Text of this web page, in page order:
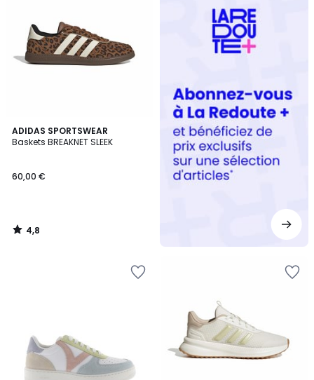
ADIDAS SPORTSWEAR
Baskets BREAKNET SLEEK
60,00 €
4,8
/ 5
4,8
/